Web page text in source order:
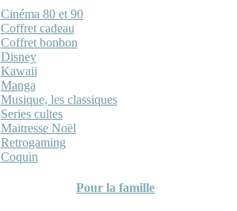
Cinéma 80 et 90
Coffret cadeau
Coffret bonbon
Disney
Kawaii
Manga
Musique, les classiques
Series cultes
Maitresse Noël
Retrogaming
Coquin
Pour la famille